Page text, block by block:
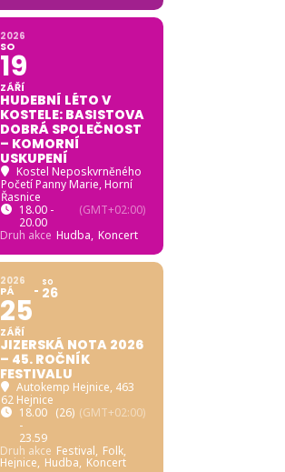
2026
SO
19
ZÁŘÍ
HUDEBNÍ LÉTO V
KOSTELE: BASISTOVA
DOBRÁ SPOLEČNOST
– KOMORNÍ
USKUPENÍ
Kostel Neposkvrněného
Početí Panny Marie, Horní
Řasnice
18.00 -
20.00
(GMT+02:00)
Druh akce Hudba, Koncert
2026
PÁ
25
ZÁŘÍ
SO
26
JIZERSKÁ NOTA 2026
– 45. ROČNÍK
FESTIVALU
Autokemp Hejnice, 463
62 Hejnice
18.00
-
23.59
(26) (GMT+02:00)
Druh akce Festival, Folk,
Hejnice, Hudba, Koncert